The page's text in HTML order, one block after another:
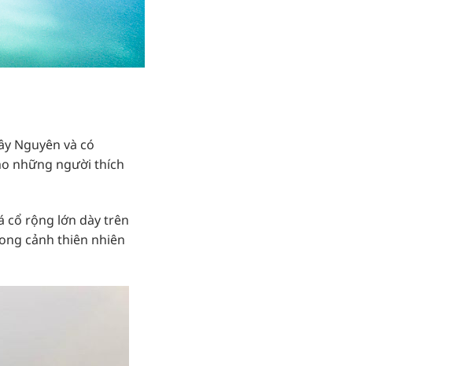
Nguyên và có
những người thích
cổ rộng lớn dày trên
cảnh thiên nhiên